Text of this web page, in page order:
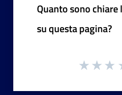
Quanto sono
su questa pagina?